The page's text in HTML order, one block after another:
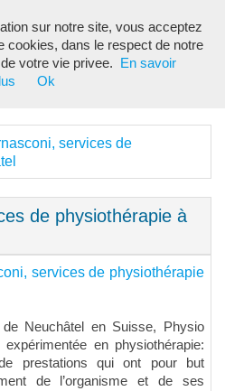
services de
de physiothérapie à
services de physiothérapie
Neuchâtel en Suisse, Physio
en physiothérapie:
prestations qui ont pour but
de l’organisme et de ses
sur notre site, vous acceptez
cookies, dans le respect de notre
votre vie privee.
En savoir
Ok